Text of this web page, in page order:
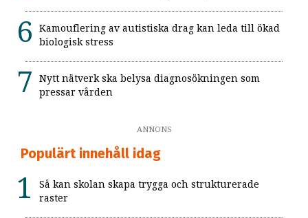
Kamouflering av autistiska drag kan leda till ökad
biologisk stress
Nytt nätverk ska belysa diagnosökningen som
pressar vården
ANNONS
Populärt innehåll idag
Så kan skolan skapa trygga och strukturerade
raster